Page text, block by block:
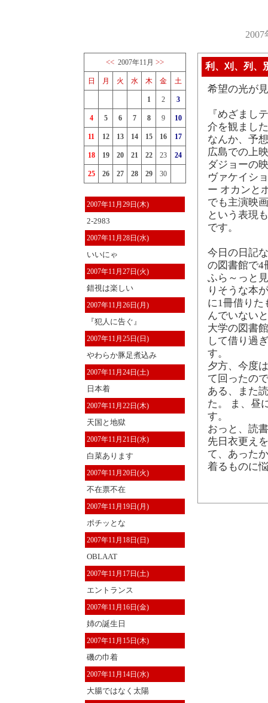
<< 2007年11月 >>
日 月 火 水 木 金 土
1 2 3
4 5 6 7 8 9 10
11 12 13 14 15 16 17
18 19 20 21 22 23 24
25 26 27 28 29 30
2007年11月29日(木)
2-2983
2007年11月28日(水)
いいにゃ
2007年11月27日(火)
錯視は楽しい
2007年11月26日(月)
『犯人に告ぐ』
2007年11月25日(日)
やわらか豚足煮込み
2007年11月24日(土)
日本着
2007年11月22日(木)
天国と地獄
2007年11月21日(水)
白菜あります
2007年11月20日(火)
不在票不在
2007年11月19日(月)
ポチッとな
2007年11月18日(日)
OBLAAT
2007年11月17日(土)
エントランス
2007年11月16日(金)
姉の誕生日
2007年11月15日(木)
磯の巾着
2007年11月14日(水)
大腸ではなく太陽
利、刈、列、
希望の光が
『めざまし
介を観まし
なんか、予
広島での上
ダジョーの
ヴァケイシ
ー オカンと
でも主演映
という表現
です。
今日の日記
の図書館で4
ふら～っと
りそうな本
に1冊借り
んでいない
大学の図書
して借り過
す。
夕方、今度
て回ったの
ある、また
た。 ま、昼
す。
おっと、読
先日衣更え
て、あった
着るものに